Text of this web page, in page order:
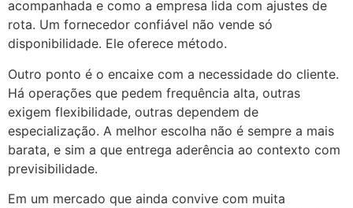
acompanhada e como a empresa lida com ajustes de
rota. Um fornecedor confiável não vende só
disponibilidade. Ele oferece método.
Outro ponto é o encaixe com a necessidade do cliente.
Há operações que pedem frequência alta, outras
exigem flexibilidade, outras dependem de
especialização. A melhor escolha não é sempre a mais
barata, e sim a que entrega aderência ao contexto com
previsibilidade.
Em um mercado que ainda convive com muita